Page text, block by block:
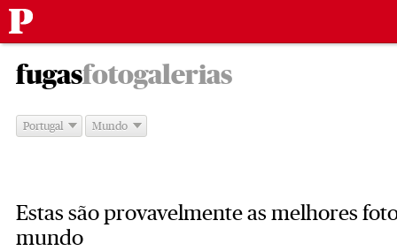
parafugas -
fotogalerias
Portugal Mundo
Estas são provavelmente as melhores
mundo